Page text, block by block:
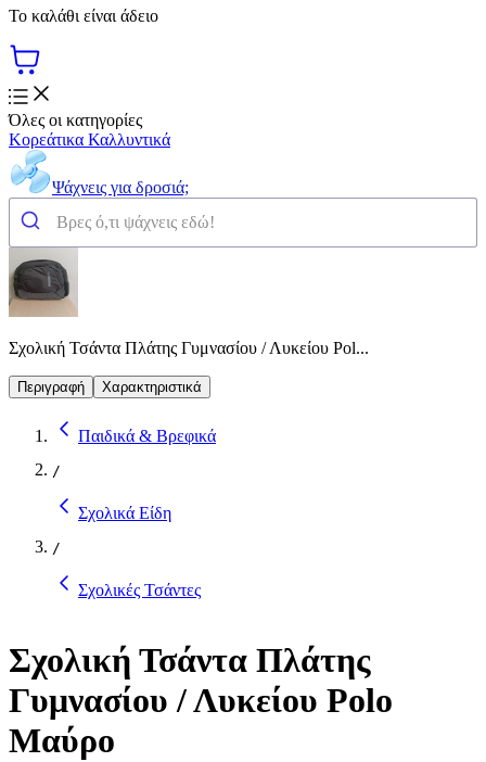
Το καλάθι είναι άδειο
Όλες οι κατηγορίες
Κορεάτικα Καλλυντικά
Ψάχνεις για δροσιά;
Σχολική Τσάντα Πλάτης Γυμνασίου / Λυκείου Pol...
Περιγραφή Χαρακτηριστικά
Παιδικά & Βρεφικά
/
Σχολικά Είδη
/
Σχολικές Τσάντες
Σχολική Τσάντα Πλάτης
Γυμνασίου / Λυκείου Polo
Μαύρο